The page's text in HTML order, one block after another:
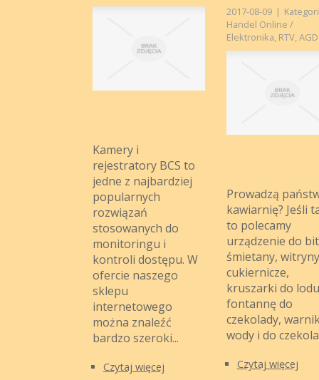
Kamery i
rejestratory BCS to
jedne z najbardziej
popularnych
rozwiązań
stosowanych do
monitoringu i
kontroli dostępu. W
ofercie naszego
sklepu
internetowego
można znaleźć
bardzo szeroki...
Czytaj więcej
2017-08-09 |
Handel Online /
Elektronika, RTV, AGD
Prowadzą
kawiarnię? Jeśli
to polecamy
urządzenie do
śmietany, witryny
cukiernicze,
kruszarki do
fontannę do
czekolady,
wody i do
Czytaj więcej